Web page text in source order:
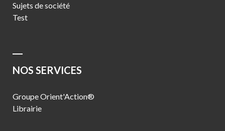
Sujets de société
Test
NOS SERVICES
Groupe Orient'Action®
Librairie